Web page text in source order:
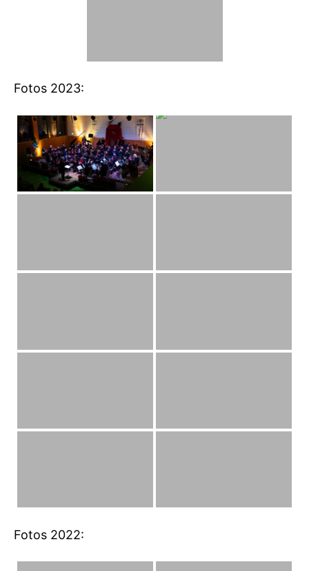
Fotos 2023:
Fotos 2022: